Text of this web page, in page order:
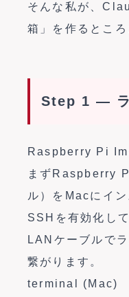
そんな私が、
箱」を作るとこ
Step 1 — ラ
Raspberry Pi
まずRaspberry
ル）をMacにイ
SSHを有効化し
LANケーブルで
繋がります。
terminal (Mac)